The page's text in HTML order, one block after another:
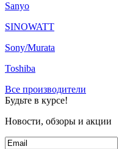
Sanyo
SINOWATT
Sony/Murata
Toshiba
Все производители
Будьте в курсе!
Новости, обзоры и акции